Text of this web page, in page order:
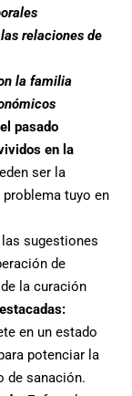
relaciones de
la familia
pasado
en la
ser la
tuyo en
sugestiones
de
la curación
en un estado
potenciar la
de sanación.